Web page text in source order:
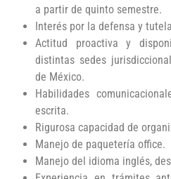
a partir de quinto semestre.
Interés por la defensa y
Actitud proactiva y
distintas sedes
de México.
Habilidades
escrita.
Rigurosa capacidad de
Manejo de paquetería office.
Manejo del idioma inglés,